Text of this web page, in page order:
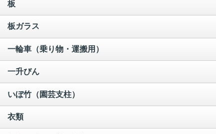
板
板ガラス
一輪車（乗り物・運搬用）
一升びん
いぼ竹（園芸支柱）
衣類